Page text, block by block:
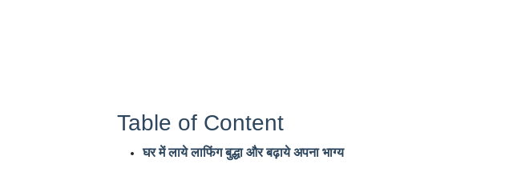
Table of Content
घर में लाये लाफिंग बुद्धा और बढ़ाये अपना भाग्य